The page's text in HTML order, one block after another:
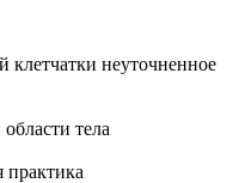
неуточненное
тела